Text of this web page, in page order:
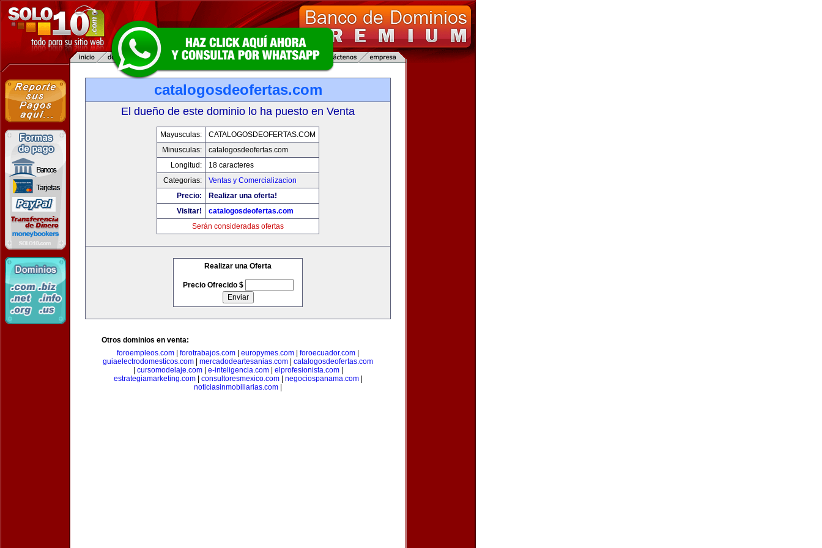
catalogosdeofertas.com
El dueño de este dominio lo ha puesto en Venta
Mayusculas:
CATALOGOSDEOFERTAS.COM
Minusculas:
catalogosdeofertas.com
Longitud:
18 caracteres
Categorias:
Ventas y Comercializacion
Precio:
Realizar una oferta!
Visitar!
catalogosdeofertas.com
Serán consideradas ofertas
Realizar una Oferta
Precio Ofrecido $
Otros dominios en venta:
foroempleos.com
forotrabajos.com europymes.com foroecuador.com
guiaelectrodomesticos.com
mercadodeartesanias.com
catalogosdeofertas.com
cursomodelaje.com| e-inteligencia.com| elprofesionista.com|
estrategiamarketing.com| consultoresmexico.com| negociospanama.com|
noticiasinmobiliarias.com